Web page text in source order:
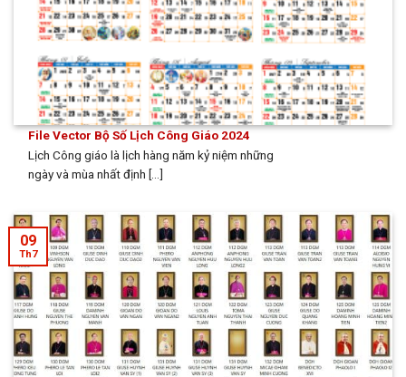
File Vector Bộ Số Lịch Công Giáo 2024
Lịch Công giáo là lịch hàng năm kỷ niệm những
ngày và mùa nhất định [...]
09
Th7